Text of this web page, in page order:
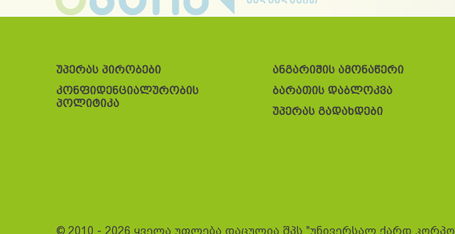
უპერას პირობები
კონფიდენციალურობის
პოლიტიკა
ანგარიშის ამონაწერი
ბარათის დაბლოკვა
უპერას გადახდები
© 2010 - 2026 ყველა უფლება დაცულია შპს "უნივერსალ ქარდ